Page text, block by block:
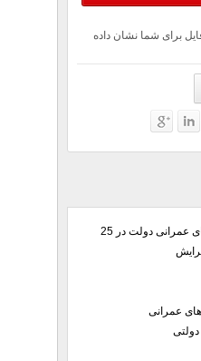
برای شما نشان داده
پاورپوینت ارزشیابی پروژه‌های عمرانی دولت در 25
عمرانی